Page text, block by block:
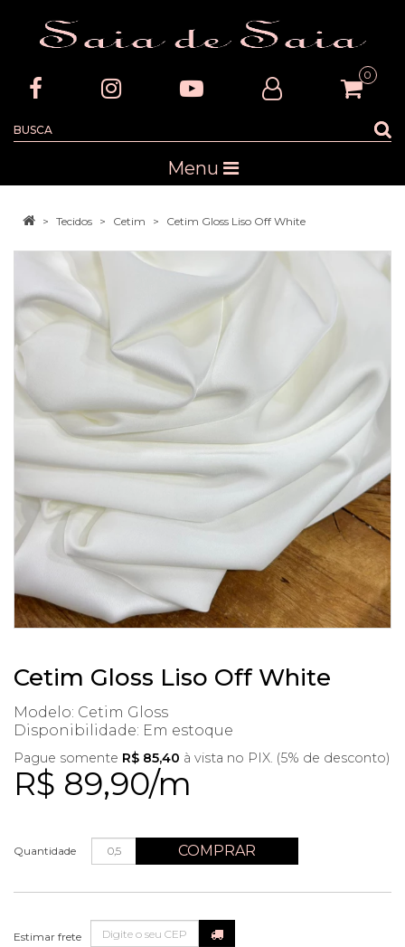
0
Menu
Tecidos Cetim Cetim Gloss Liso Off White
Cetim Gloss Liso Off White
Modelo: Cetim Gloss
Disponibilidade: Em estoque
R$ 89,90/m
Pague somente R$ 85,40 à vista no PIX. (5% de desconto)
Quantidade COMPRAR